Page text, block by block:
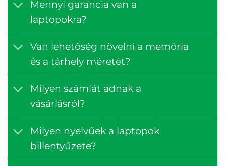
Mennyi garancia van a
laptopokra?
Van lehetőség növelni a memória
és a tárhely méretét?
Milyen számlát adnak a
vásárlásról?
Milyen nyelvűek a laptopok
billentyűzete?